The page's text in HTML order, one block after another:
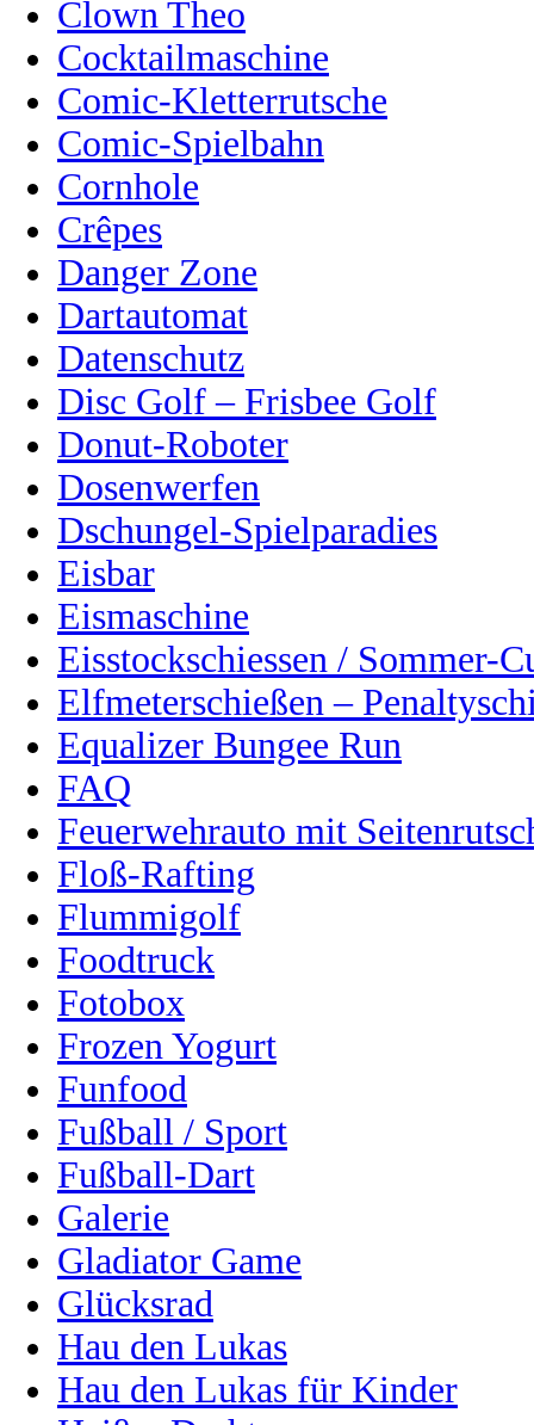
Clown Theo
Cocktailmaschine
Comic-Kletterrutsche
Comic-Spielbahn
Cornhole
Crêpes
Danger Zone
Dartautomat
Datenschutz
Disc Golf – Frisbee Golf
Donut-Roboter
Dosenwerfen
Dschungel-Spielparadies
Eisbar
Eismaschine
Eisstockschiessen / Sommer-
Elfmeterschießen –
Equalizer Bungee Run
FAQ
Feuerwehrauto mit
Floß-Rafting
Flummigolf
Foodtruck
Fotobox
Frozen Yogurt
Funfood
Fußball / Sport
Fußball-Dart
Galerie
Gladiator Game
Glücksrad
Hau den Lukas
Hau den Lukas für Kinder